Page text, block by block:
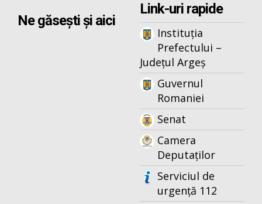
Ne găsești și aici
Link-uri rapide
Instituția
Prefectului –
Județul Argeș
Guvernul
Romaniei
Senat
Camera
Deputaților
Serviciul de
urgență 112